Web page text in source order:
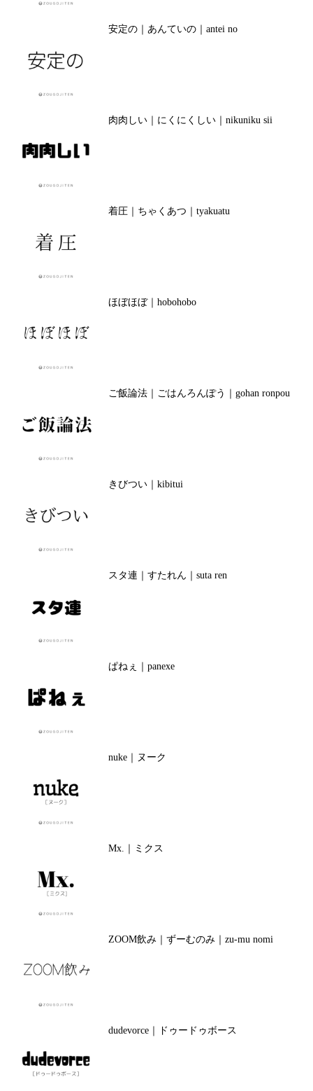
安定の｜あんていの｜antei no
肉肉しい｜にくにくしい｜nikuniku sii
着圧｜ちゃくあつ｜tyakuatu
ほぼほぼ｜hobohobo
ご飯論法｜ごはんろんぽう｜gohan ronpou
きびつい｜kibitui
スタ連｜すたれん｜suta ren
ぱねぇ｜panexe
nuke｜ヌーク
Mx.｜ミクス
ZOOM飲み｜ずーむのみ｜zu-mu nomi
dudevorce｜ドゥードゥボース